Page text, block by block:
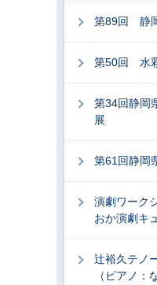
第89回 静
第50回 水
第34回静岡
展
第61回静岡
演劇ワーク
おか演劇キ
辻裕久テノ
（ピアノ：